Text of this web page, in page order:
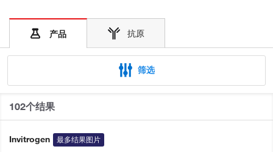
产品 抗原
筛选
102个结果
Invitrogen 最多结果图片